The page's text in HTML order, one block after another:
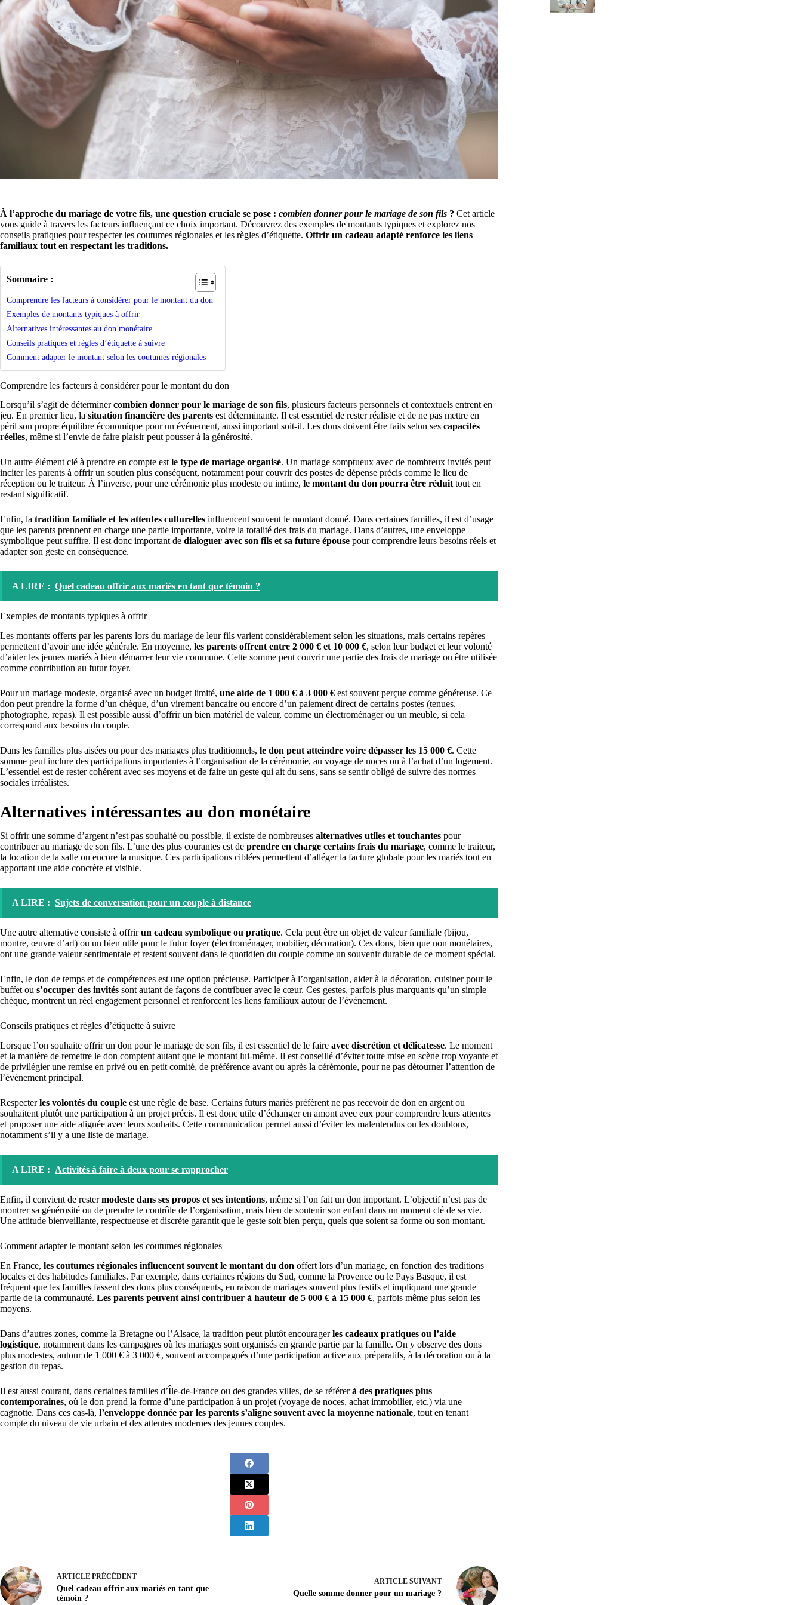
À l’approche du mariage de votre fils, une question cruciale se pose : combien donner pour le mariage de son fils ? Cet article
vous guide à travers les facteurs influençant ce choix important. Découvrez des exemples de montants typiques et explorez nos
conseils pratiques pour respecter les coutumes régionales et les règles d’étiquette. Offrir un cadeau adapté renforce les liens
familiaux tout en respectant les traditions.
Sommaire :
Comprendre les facteurs à considérer pour le montant du don
Exemples de montants typiques à offrir
Alternatives intéressantes au don monétaire
Conseils pratiques et règles d’étiquette à suivre
Comment adapter le montant selon les coutumes régionales
Comprendre les facteurs à considérer pour le montant du don
Lorsqu’il s’agit de déterminercombien donner pour le mariage de son fils, plusieurs facteurs personnels et contextuels entrent en
jeu. En premier lieu, la situation financière des parents est déterminante. Il est essentiel de rester réaliste et de ne pas mettre en
péril son propre équilibre économique pour un événement, aussi important soit-il. Les dons doivent être faits selon ses capacités
réelles, même si l’envie de faire plaisir peut pousser à la générosité.
Un autre élément clé à prendre en compte estle type de mariage organisé. Un mariage somptueux avec de nombreux invités peut
inciter les parents à offrir un soutien plus conséquent, notamment pour couvrir des postes de dépense précis comme le lieu de
réception ou le traiteur. À l’inverse, pour une cérémonie plus modeste ou intime, le montant du don pourra être réduittout en
restant significatif.
Enfin, la tradition familiale et les attentes culturelles influencent souvent le montant donné. Dans certaines familles, il est d’usage
que les parents prennent en charge une partie importante, voire la totalité des frais du mariage. Dans d’autres, une enveloppe
symbolique peut suffire. Il est donc important de dialoguer avec son fils et sa future épouse pour comprendre leurs besoins réels et
adapter son geste en conséquence.
A LIRE : Quel cadeau offrir aux mariés en tant que témoin ?
Exemples de montants typiques à offrir
Les montants offerts par les parents lors du mariage de leur fils varient considérablement selon les situations, mais certains repères
permettent d’avoir une idée générale. En moyenne, les parents offrent entre 2 000 € et 10 000 €, selon leur budget et leur volonté
d’aider les jeunes mariés à bien démarrer leur vie commune. Cette somme peut couvrir une partie des frais de mariage ou être utilisée
comme contribution au futur foyer.
Pour un mariage modeste, organisé avec un budget limité, une aide de 1 000 € à 3 000 € est souvent perçue comme généreuse. Ce
don peut prendre la forme d’un chèque, d’un virement bancaire ou encore d’un paiement direct de certains postes (tenues,
photographe, repas). Il est possible aussi d’offrir un bien matériel de valeur, comme un électroménager ou un meuble, si cela
correspond aux besoins du couple.
Dans les familles plus aisées ou pour des mariages plus traditionnels, le don peut atteindre voire dépasser les 15 000 €. Cette
somme peut inclure des participations importantes à l’organisation de la cérémonie, au voyage de noces ou à l’achat d’un logement.
L’essentiel est de rester cohérent avec ses moyens et de faire un geste qui ait du sens, sans se sentir obligé de suivre des normes
sociales irréalistes.
Alternatives intéressantes au don monétaire
Si offrir une somme d’argent n’est pas souhaité ou possible, il existe de nombreuses alternatives utiles et touchantes pour
contribuer au mariage de son fils. L’une des plus courantes est de prendre en charge certains frais du mariage, comme le traiteur,
la location de la salle ou encore la musique. Ces participations ciblées permettent d’alléger la facture globale pour les mariés tout en
apportant une aide concrète et visible.
A LIRE : Sujets de conversation pour un couple à distance
Une autre alternative consiste à offrirun cadeau symbolique ou pratique. Cela peut être un objet de valeur familiale (bijou,
montre, œuvre d’art) ou un bien utile pour le futur foyer (électroménager, mobilier, décoration). Ces dons, bien que non monétaires,
ont une grande valeur sentimentale et restent souvent dans le quotidien du couple comme un souvenir durable de ce moment spécial.
Enfin, le don de temps et de compétences est une option précieuse. Participer à l’organisation, aider à la décoration, cuisiner pour le
buffet ou s’occuper des invités sont autant de façons de contribuer avec le cœur. Ces gestes, parfois plus marquants qu’un simple
chèque, montrent un réel engagement personnel et renforcent les liens familiaux autour de l’événement.
Conseils pratiques et règles d’étiquette à suivre
Lorsque l’on souhaite offrir un don pour le mariage de son fils, il est essentiel de le faire avec discrétion et délicatesse. Le moment
et la manière de remettre le don comptent autant que le montant lui-même. Il est conseillé d’éviter toute mise en scène trop voyante et
de privilégier une remise en privé ou en petit comité, de préférence avant ou après la cérémonie, pour ne pas détourner l’attention de
l’événement principal.
Respecterles volontés du couple est une règle de base. Certains futurs mariés préfèrent ne pas recevoir de don en argent ou
souhaitent plutôt une participation à un projet précis. Il est donc utile d’échanger en amont avec eux pour comprendre leurs attentes
et proposer une aide alignée avec leurs souhaits. Cette communication permet aussi d’éviter les malentendus ou les doublons,
notamment s’il y a une liste de mariage.
A LIRE : Activités à faire à deux pour se rapprocher
Enfin, il convient de restermodeste dans ses propos et ses intentions, même si l’on fait un don important. L’objectif n’est pas de
montrer sa générosité ou de prendre le contrôle de l’organisation, mais bien de soutenir son enfant dans un moment clé de sa vie.
Une attitude bienveillante, respectueuse et discrète garantit que le geste soit bien perçu, quels que soient sa forme ou son montant.
Comment adapter le montant selon les coutumes régionales
En France, les coutumes régionales influencent souvent le montant du don offert lors d’un mariage, en fonction des traditions
locales et des habitudes familiales. Par exemple, dans certaines régions du Sud, comme la Provence ou le Pays Basque, il est
fréquent que les familles fassent des dons plus conséquents, en raison de mariages souvent plus festifs et impliquant une grande
partie de la communauté. Les parents peuvent ainsi contribuer à hauteur de 5 000 € à 15 000 €, parfois même plus selon les
moyens.
Dans d’autres zones, comme la Bretagne ou l’Alsace, la tradition peut plutôt encouragerles cadeaux pratiques ou l’aide
logistique, notamment dans les campagnes où les mariages sont organisés en grande partie par la famille. On y observe des dons
plus modestes, autour de 1 000 € à 3 000 €, souvent accompagnés d’une participation active aux préparatifs, à la décoration ou à la
gestion du repas.
Il est aussi courant, dans certaines familles d’Île-de-France ou des grandes villes, de se référerà des pratiques plus
contemporaines, où le don prend la forme d’une participation à un projet (voyage de noces, achat immobilier, etc.) via une
cagnotte. Dans ces cas-là, l’enveloppe donnée par les parents s’aligne souvent avec la moyenne nationale, tout en tenant
compte du niveau de vie urbain et des attentes modernes des jeunes couples.
ARTICLE PRÉCÉDENT
Quel cadeau offrir aux mariés en tant que
témoin ?
ARTICLESUIVANT
Quelle somme donner pour un mariage ?